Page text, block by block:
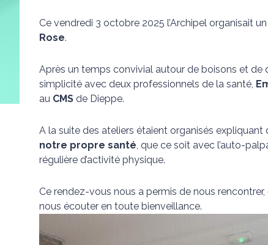
Ce vendredi 3 octobre 2025 l’Archipel organisait
Rose.
Après un temps convivial autour de boisons et de
simplicité avec deux professionnels de la santé,
au CMS de Dieppe.
A la suite des ateliers étaient organisés
notre propre santé, que ce soit avec l’auto-
régulière d’activité physique.
Ce rendez-vous nous a permis de nous
nous écouter en toute bienveillance.